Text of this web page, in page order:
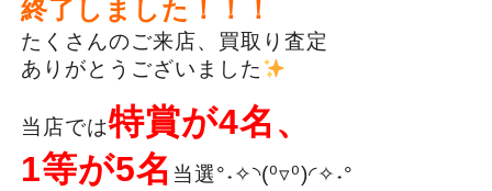
終了しました！！！
たくさんのご来店、買取り査定
ありがとうございました
当店では特賞が4名、
1等が5名 当選°˖✧◝(⁰▿⁰)◜✧˖°